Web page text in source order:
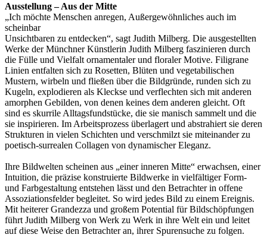
Ausstellung – Aus der Mitte
„Ich möchte Menschen anregen, Außergewöhnliches auch im
scheinbar
Unsichtbaren zu entdecken“, sagt Judith Milberg. Die ausgestellten
Werke der Münchner Künstlerin Judith Milberg faszinieren durch
die Fülle und Vielfalt ornamentaler und floraler Motive. Filigrane
Linien entfalten sich zu Rosetten, Blüten und vegetabilischen
Mustern, wirbeln und fließen über die Bildgründe, runden sich zu
Kugeln, explodieren als Kleckse und verflechten sich mit anderen
amorphen Gebilden, von denen keines dem anderen gleicht. Oft
sind es skurrile Alltagsfundstücke, die sie manisch sammelt und die
sie inspirieren. Im Arbeitsprozess überlagert und abstrahiert sie deren
Strukturen in vielen Schichten und verschmilzt sie miteinander zu
poetisch-surrealen Collagen von dynamischer Eleganz.
Ihre Bildwelten scheinen aus „einer inneren Mitte“ erwachsen, einer
Intuition, die präzise konstruierte Bildwerke in vielfältiger Form-
und Farbgestaltung entstehen lässt und den Betrachter in offene
Assoziationsfelder begleitet. So wird jedes Bild zu einem Ereignis.
Mit heiterer Grandezza und großem Potential für Bildschöpfungen
führt Judith Milberg von Werk zu Werk in ihre Welt ein und leitet
auf diese Weise den Betrachter an, ihrer Spurensuche zu folgen.